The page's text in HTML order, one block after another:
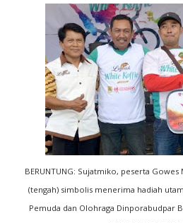
BERUNTUNG: Sujatmiko, peserta Gowes
(tengah) simbolis menerima hadiah
Pemuda dan Olohraga Dinporabudpar